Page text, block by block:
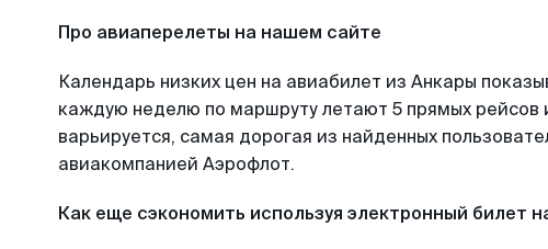
Про авиаперелеты на нашем сайте
Календарь низких цен на авиабилет из Анкары
каждую неделю по маршруту летают 5 прямых рейсов
варьируется, самая дорогая из найденных
авиакомпанией Аэрофлот.
Как еще сэкономить используя электронный билет